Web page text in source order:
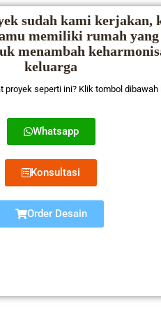
sudah kami kerjakan,
memiliki rumah yang
menambah
keluarga
proyek seperti ini? Klik tombol dibawah
Whatsapp
Konsultasi
Order Desain